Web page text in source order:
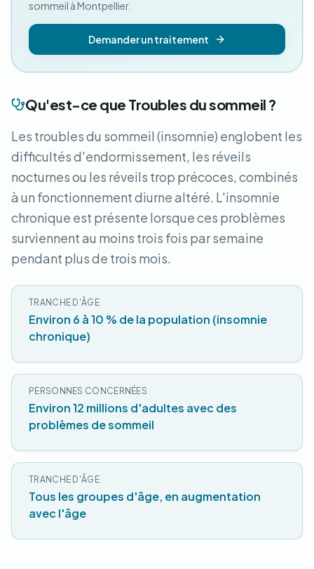
Qu'est-ce que Troubles du sommeil ?
Les troubles du sommeil (insomnie) englobent les
difficultés d'endormissement, les réveils
nocturnes ou les réveils trop précoces, combinés
à un fonctionnement diurne altéré. L'insomnie
chronique est présente lorsque ces problèmes
surviennent au moins trois fois par semaine
pendant plus de trois mois.
TRANCHE D'ÂGE
Environ 6 à 10 % de la population (insomnie
chronique)
PERSONNES CONCERNÉES
Environ 12 millions d'adultes avec des
problèmes de sommeil
TRANCHE D'ÂGE
Tous les groupes d'âge, en augmentation
avec l'âge
sommeil à Montpellier.
Demander un traitement